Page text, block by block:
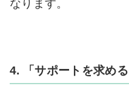
なります。
4. 「サポートを求め